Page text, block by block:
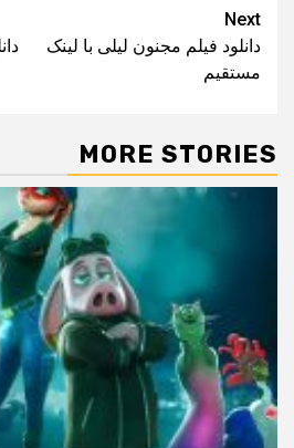
Post
navigation
Next
دانلود فیلم مجنون لیلی با لینک
مستقیم
MORE STORIES